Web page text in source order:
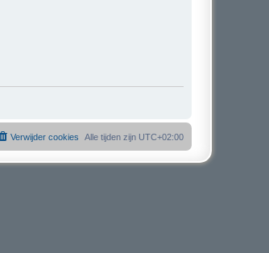
Alle tijden zijn UTC+02:00
Verwijder cookies